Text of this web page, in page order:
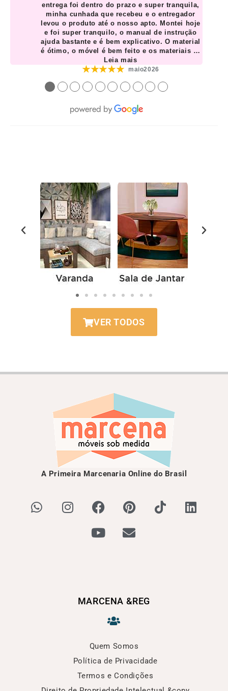
entrega foi dentro do prazo e super tranquila,
minha cunhada que recebeu e o entregador
levou o produto até o nosso apto. Montei hoje
e foi super tranquilo, o manual de instrução
ajuda bastante e é bem explicativo. O material
é ótimo, o móvel é bem feito e os materiais …
Leia mais
★★★★★ maio2026
●●●●●●●●●●
VER TODOS
A Primeira Marcenaria Online do Brasil
MARCENA &REG
Quem Somos
Política de Privacidade
Termos e Condições